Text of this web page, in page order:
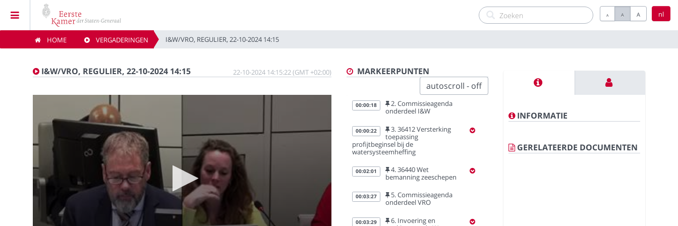
Home
Vergaderingen
nl
A A A
HOME VERGADERINGEN I&W/VRO, REGULIER, 22-10-2024 14:15
I&W/VRO, REGULIER, 22-10-2024 14:15 22-10-2024 14:15:22 (GMT +02:00)
MARKEERPUNTEN
autoscroll - off
00:00:18
2. Commissieagenda
onderdeel I&W
00:00:22
3. 36412 Versterking
toepassing
profijtbeginsel bij de
watersysteemheffing
00:02:01
4. 36440 Wet
bemanning zeeschepen
00:03:27
5. Commissieagenda
onderdeel VRO
00:03:29
6. Invoering en
INFORMATIE
GERELATEERDE DOCUMENTEN